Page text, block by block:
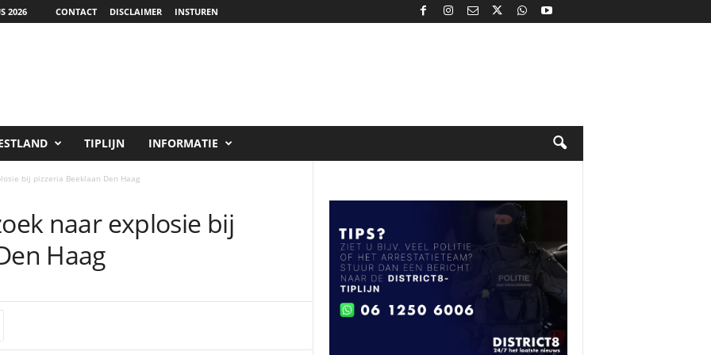
2026 CONTACT DISCLAIMER INSTUREN
TIPLIJN INFORMATIE
bij pizzeria Beeklaan Den Haag
naar explosie bij
Haag